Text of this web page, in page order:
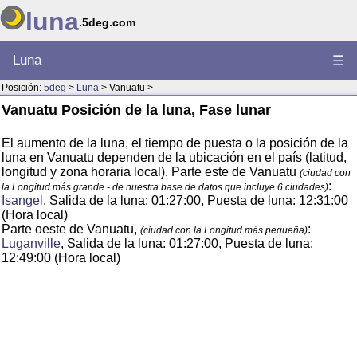
luna.5deg.com
Luna ☰
Posición: 5deg > Luna > Vanuatu >
Vanuatu Posición de la luna, Fase lunar
El aumento de la luna, el tiempo de puesta o la posición de la
luna en Vanuatu dependen de la ubicación en el país (latitud,
longitud y zona horaria local). Parte este de Vanuatu (ciudad con
la Longitud más grande - de nuestra base de datos que incluye 6 ciudades):
Isangel , Salida de la luna: 01:27:00, Puesta de luna: 12:31:00
(Hora local)
Parte oeste de Vanuatu, (ciudad con la Longitud más pequeña):
Luganville, Salida de la luna: 01:27:00, Puesta de luna:
12:49:00 (Hora local)